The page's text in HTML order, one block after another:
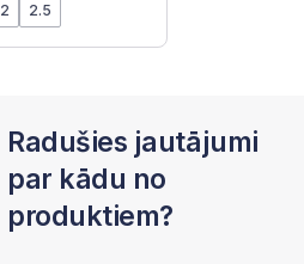
2 2.5
Radušies jautājumi
par kādu no
produktiem?